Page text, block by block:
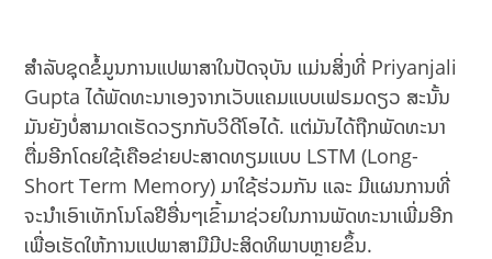
ສໍາລັບຊຸດຂໍ້ມູນການແປພາສາໃນປັດຈຸບັນ ແມ່ນສິ່ງທີ່ Priyanjali
Gupta ໄດ້ພັດທະນາເອງຈາກເວັບແຄມແບບເຟຣມດຽວ ສະນັ້ນ
ມັນຍັງບໍ່ສາມາດເຮັດວຽກກັບວິດີໂອໄດ້. ແຕ່ມັນໄດ້ຖືກພັດທະນາ
ຕື່ມອີກໂດຍໃຊ້ເຄືອຂ່າຍປະສາດທຽມແບບ LSTM (Long-
Short Term Memory) ມາໃຊ້ຮ່ວມກັນ ແລະ ມີແຜນການທີ່
ຈະນໍາເອົາເທັກໂນໂລຢີອື່ນໆເຂົ້າມາຊ່ວຍໃນການພັດທະນາເພີ່ມອີກ
ເພື່ອເຮັດໃຫ້ການແປພາສາມືມີປະສິດທິພາບຫຼາຍຂຶ້ນ.